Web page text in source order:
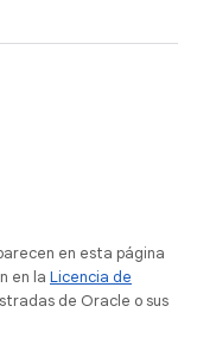
en esta página
en la Licencia de
de Oracle o sus